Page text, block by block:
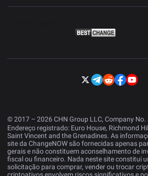
© 2017 – 2026 CHN Group LLC, Company No.
Endereço registrado: Euro House, Richmond
Saint Vincent and the Grenadines. As
site da ChangeNOW são fornecidas apenas
gerais e não constituem aconselhamento de
fiscal ou financeiro. Nada neste site constitui
solicitação para comprar, vender ou trocar